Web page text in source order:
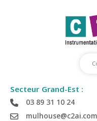
Secteur Grand-Est :
03 89 31 10 24
mulhouse@c2ai.com
Déposez